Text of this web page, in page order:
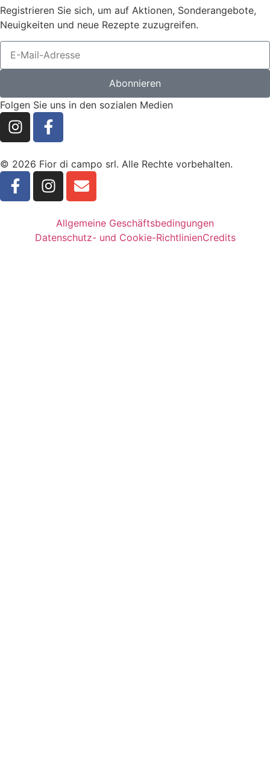
Registrieren Sie sich, um auf Aktionen, Sonderangebote,
Neuigkeiten und neue Rezepte zuzugreifen.
Abonnieren
Folgen Sie uns in den sozialen Medien
© 2026 Fior di campo srl. Alle Rechte vorbehalten.
Allgemeine Geschäftsbedingungen
Datenschutz- und Cookie-RichtlinienCredits